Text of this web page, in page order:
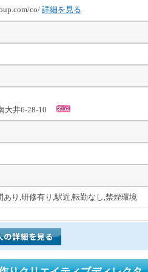
co/ 詳細を見る
大井6-28-10
り,研修有り,駅近,転勤なし,禁煙環境